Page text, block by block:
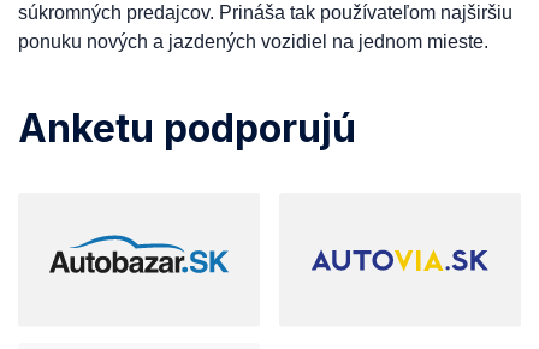
súkromných predajcov. Prináša tak používateľom najširšiu
ponuku nových a jazdených vozidiel na jednom mieste.
Anketu podporujú